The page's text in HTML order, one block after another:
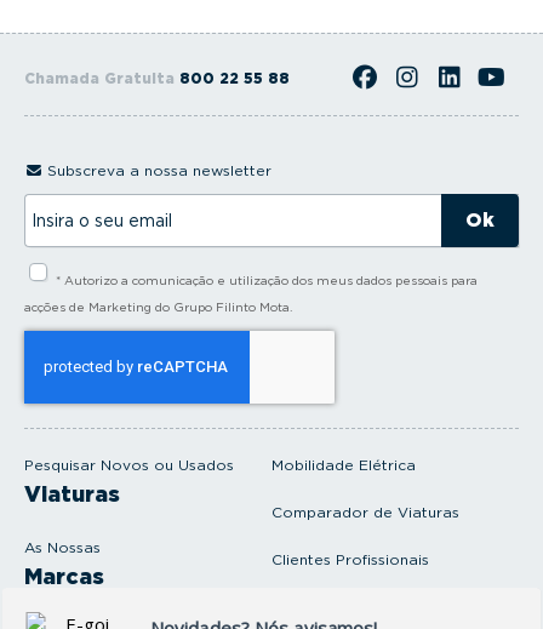
Chamada Gratuita 800 22 55 88
Pesquisar Novos ou Usados
Viaturas
As Nossas
Marcas
Mobilidade Elétrica
Comparador de Viaturas
Clientes Profissionais
Subscreva a nossa newsletter
s
* Autorizo a comunicação e utilização dos meus dados pessoais para
acções de Marketing do Grupo Filinto Mota.